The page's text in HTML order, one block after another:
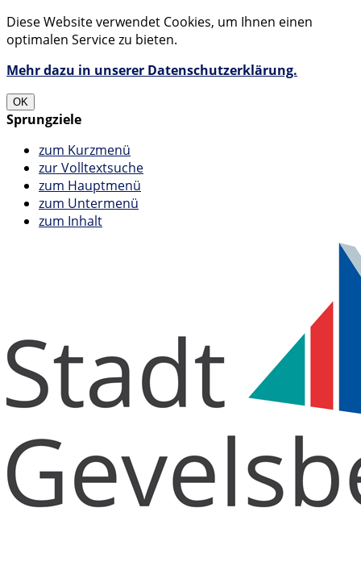
Diese Website verwendet Cookies, um Ihnen einen
optimalen Service zu bieten.
Mehr dazu in unserer Datenschutzerklärung.
OK
Sprungziele
zum Kurzmenü
zur Volltextsuche
zum Hauptmenü
zum Untermenü
zum Inhalt